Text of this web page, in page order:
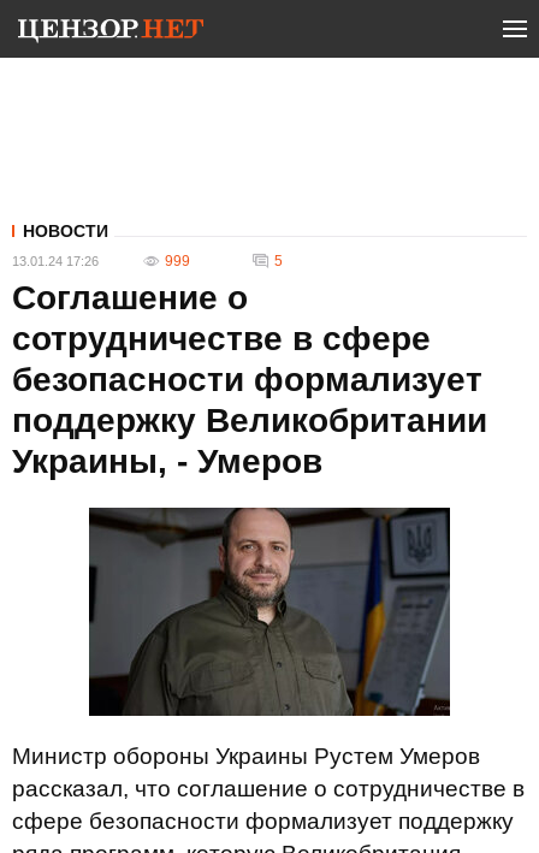
НОВОСТИ
13.01.24 17:26 999 5
Соглашение о
сотрудничестве в сфере
безопасности формализует
поддержку Великобритании
Украины, - Умеров
Министр обороны Украины Рустем Умеров
рассказал, что соглашение о сотрудничестве в
сфере безопасности формализует поддержку